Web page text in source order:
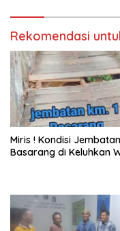
Rekomendasi
Miris ! Kondisi
Basarang di Keluhkan